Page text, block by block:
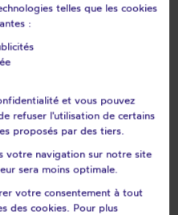
Moitron-sur-sarthe
Montabon
Montreuil-le-chétif
Montval-sur-Loir
Mulsanne
Neufchâtel-en-saosnois
Neuville-sur-sarthe
Neuvy-en-champagne
telles que les cookies
:
et vous pouvez
refuser l'utilisation de certains
proposés par des tiers.
votre navigation sur notre site
sera moins optimale.
votre consentement à tout
des cookies. Pour plus